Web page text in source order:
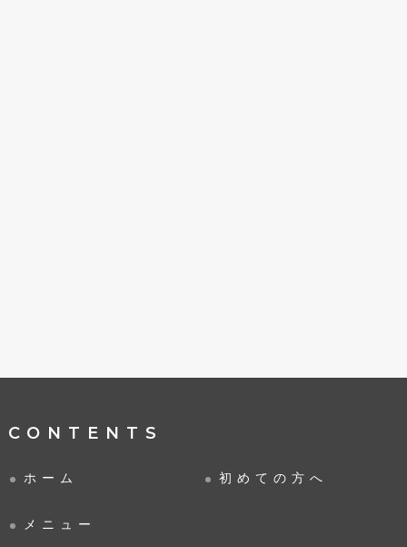
CONTENTS
ホーム 初めての方へ
メニュー